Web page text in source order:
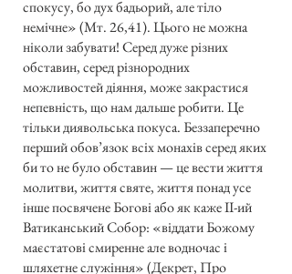
спокусу, бо дух бадьорий, але тіло
немічне» (Мт. 26,41). Цього не можна
ніколи забувати! Серед дуже різних
обставин, серед різнородних
можливостей діяння, може закрастися
непевність, що нам дальше робити. Це
тільки диявольська покуса. Беззаперечно
перший обов’язок всіх монахів серед яких
би то не було обставин — це вести життя
молитви, життя святе, життя понад усе
інше посвячене Богові або як каже ІІ-ий
Ватиканський Собор: «віддати Божому
маєстатові смиренне але водночас і
шляхетне служіння» (Декрет, Про